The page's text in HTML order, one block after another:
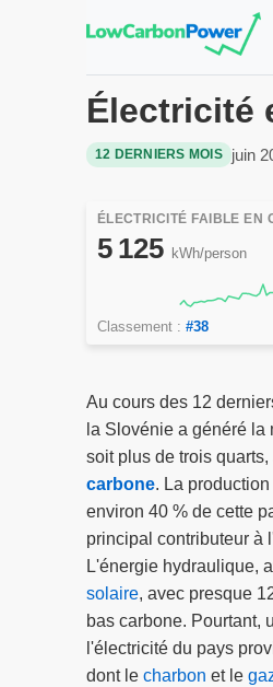
Électricité
12 DERNIERS MOIS juin
ÉLECTRICITÉ FAIBLE EN
5 125 kWh/person
Classement : #38
Au cours des 12
la Slovénie a généré la
soit plus de trois
carbone. La production
environ 40 % de cette
principal contributeur à
L'énergie hydraulique,
solaire, avec presque
bas carbone. Pourtant,
l'électricité du pays
dont le charbon et le